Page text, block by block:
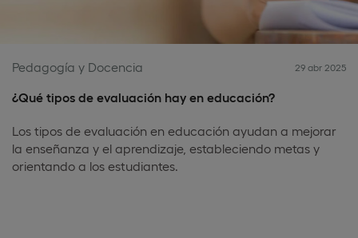
Pedagogía y Docencia 29 abr 2025
¿Qué tipos de evaluación hay en educación?
Los tipos de evaluación en educación ayudan a mejorar
la enseñanza y el aprendizaje, estableciendo metas y
orientando a los estudiantes.